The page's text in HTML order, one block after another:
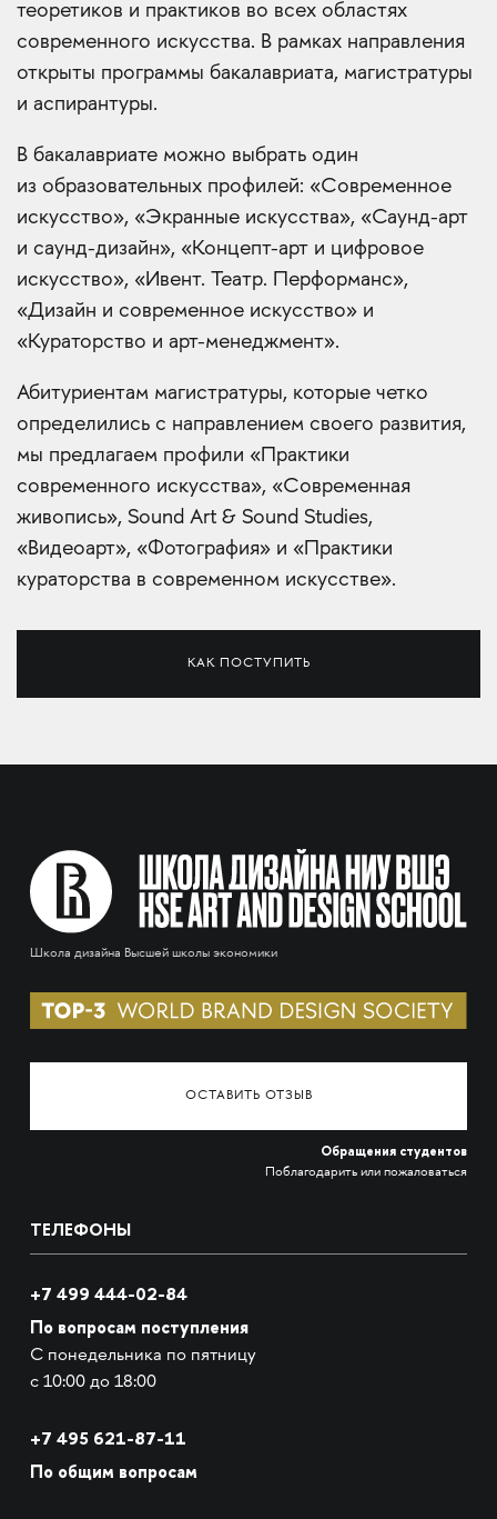
теоретиков и практиков во всех областях
современного искусства. В рамках направления
открыты программы бакалавриата, магистратуры
и аспирантуры.
В бакалавриате можно выбрать один
из образовательных профилей: «Современное
искусство», «Экранные искусства», «Саунд-арт
и саунд-дизайн», «Концепт-арт и цифровое
искусство», «Ивент. Театр. Перформанс»,
«Дизайн и современное искусство» и
«Кураторство и арт-менеджмент».
Абитуриентам магистратуры, которые четко
определились с направлением своего развития,
мы предлагаем профили «Практики
современного искусства», «Современная
живопись», Sound Art & Sound Studies,
«Видеоарт», «Фотография» и «Практики
кураторства в современном искусстве».
КАК ПОСТУПИТЬ
Школа дизайна Высшей школы экономики
ОСТАВИТЬ ОТЗЫВ
Обращения студентов
Поблагодарить или пожаловаться
ТЕЛЕФОНЫ
+7 499 444-02-84
По вопросам поступления
С понедельника по пятницу
с 10:00 до 18:00
+7 495 621-87-11
По общим вопросам